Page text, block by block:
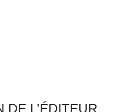
DE L’ÉDITEUR